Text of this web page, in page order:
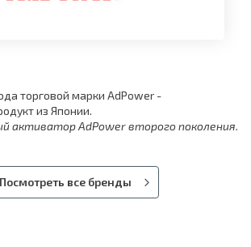
торговой марки AdPower -
из Японии.
активатор AdPower второго поколения.
Посмотреть все бренды